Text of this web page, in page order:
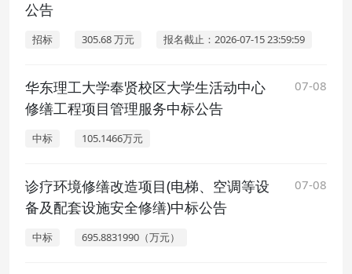
公告
招标 305.68 万元 报名截止：2026-07-15 23:59:59
华东理工大学奉贤校区大学生活动中心
修缮工程项目管理服务中标公告
07-08
中标 105.1466万元
诊疗环境修缮改造项目(电梯、空调等设
备及配套设施安全修缮)中标公告
07-08
中标 695.8831990（万元）